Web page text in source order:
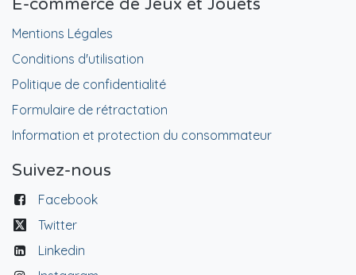
E-commerce de Jeux et Jouets
Mentions Légales
Conditions d'utilisation
Politique de confidentialité
Formulaire de rétractation
Information et protection du consommateur
Suivez-nous
Facebook
Twitter
Linkedin